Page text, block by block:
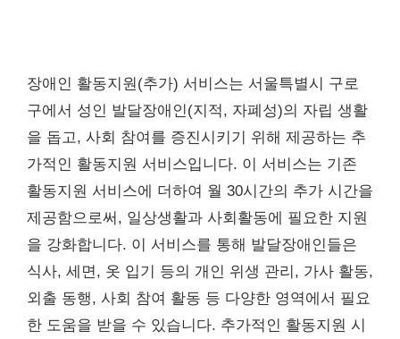
장애인 활동지원(추가) 서비스는 서울특별시 구로
구에서 성인 발달장애인(지적, 자폐성)의 자립 생활
을 돕고, 사회 참여를 증진시키기 위해 제공하는 추
가적인 활동지원 서비스입니다. 이 서비스는 기존
활동지원 서비스에 더하여 월 30시간의 추가 시간을
제공함으로써, 일상생활과 사회활동에 필요한 지원
을 강화합니다. 이 서비스를 통해 발달장애인들은
식사, 세면, 옷 입기 등의 개인 위생 관리, 가사 활동,
외출 동행, 사회 참여 활동 등 다양한 영역에서 필요
한 도움을 받을 수 있습니다. 추가적인 활동지원 시